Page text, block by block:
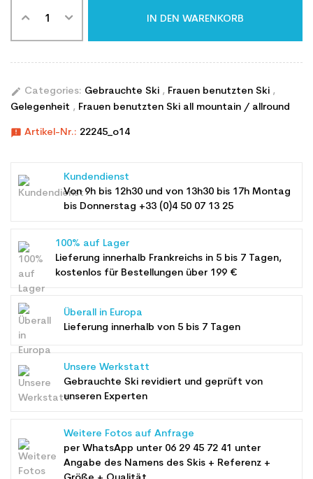
IN DEN WARENKORB
edit Categories: Gebrauchte Ski , Frauen benutzten Ski ,
Gelegenheit , Frauen benutzten Ski all mountain / allround
announcement Artikel-Nr.: 22245_o14
Kundendienst
Von 9h bis 12h30 und von 13h30 bis 17h Montag
bis Donnerstag +33 (0)4 50 07 13 25
100% auf Lager
Lieferung innerhalb Frankreichs in 5 bis 7 Tagen,
kostenlos für Bestellungen über 199 €
Überall in Europa
Lieferung innerhalb von 5 bis 7 Tagen
Unsere Werkstatt
Gebrauchte Ski revidiert und geprüft von
unseren Experten
Weitere Fotos auf Anfrage
per WhatsApp unter 06 29 45 72 41 unter
Angabe des Namens des Skis + Referenz +